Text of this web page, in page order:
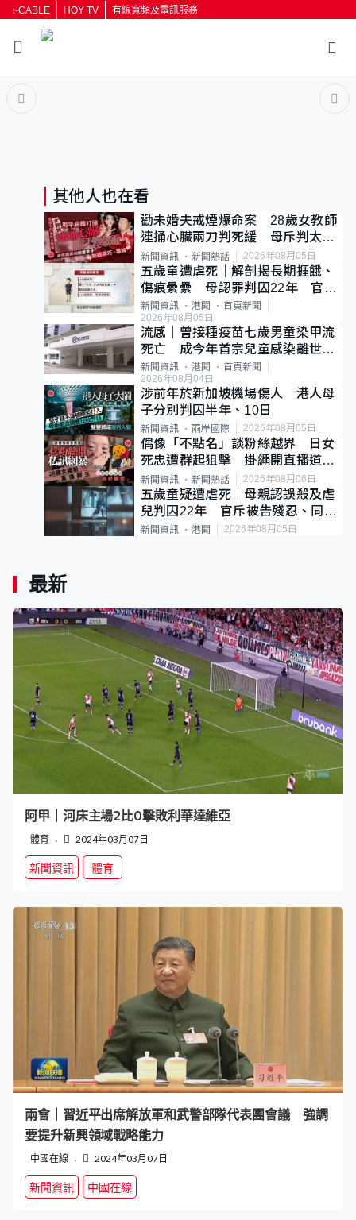
i-CABLE HOY TV 有線寬頻及電訊服務
其他人也在看
勸未婚夫戒煙爆命案 28歲女教師
連捅心臟兩刀判死緩 母斥判太重
已上訴
新聞資訊 新聞熱話 2026年08月05日
五歲童遭虐死｜解剖揭長期捱餓、
傷痕纍纍 母認罪判囚22年 官斥
冷血：同類案最惡劣
新聞資訊 港聞
首頁新聞
2026年08月05日
流感｜曾接種疫苗七歲男童染甲流
死亡 成今年首宗兒童感染離世個
案
新聞資訊 港聞
首頁新聞
2026年08月04日
涉前年於新加坡機場傷人 港人母
子分別判囚半年、10日
新聞資訊 兩岸國際 2026年08月05日
偶像「不點名」談粉絲越界 日女
死忠遭群起狙擊 掛繩開直播道歉
後輕生
新聞資訊 新聞熱話 2026年08月06日
五歲童疑遭虐死｜母親認誤殺及虐
兒判囚22年 官斥被告殘忍、同類
案最惡劣
新聞資訊 港聞 2026年08月05日
最新
阿甲｜河床主場2比0擊敗利華達維亞
體育 2024年03月07日
新聞資訊 體育
兩會｜習近平出席解放軍和武警部隊代表團會議 強調
要提升新興領域戰略能力
中國在線 2024年03月07日
新聞資訊 中國在線